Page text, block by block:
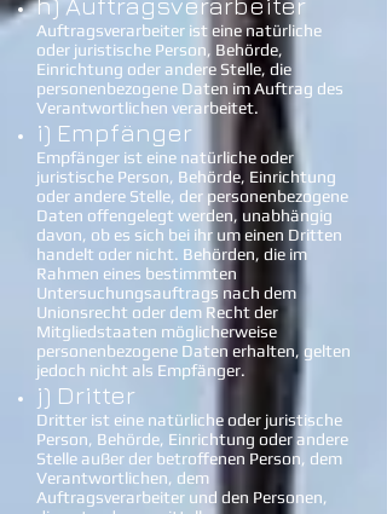
Auftragsverarbeiter ist eine natürliche
oder juristische Person, Behörde,
Einrichtung oder andere Stelle, die
personenbezogene Daten im Auftrag des
Verantwortlichen verarbeitet.
i) Empfänger
Empfänger ist eine natürliche oder
juristische Person, Behörde, Einrichtung
oder andere Stelle, der personenbezogene
Daten offengelegt werden, unabhängig
davon, ob es sich bei ihr um einen Dritten
handelt oder nicht. Behörden, die im
Rahmen eines bestimmten
Untersuchungsauftrags nach dem
Unionsrecht oder dem Recht der
Mitgliedstaaten möglicherweise
personenbezogene Daten erhalten, gelten
jedoch nicht als Empfänger.
j) Dritter
Dritter ist eine natürliche oder juristische
Person, Behörde, Einrichtung oder andere
Stelle außer der betroffenen Person, dem
Verantwortlichen, dem
Auftragsverarbeiter und den Personen,